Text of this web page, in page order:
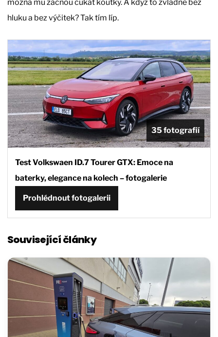
možná mu začnou cukat koutky. A když to zvládne bez
hluku a bez výčitek? Tak tím líp.
35 fotografií
Test Volkswaen ID.7 Tourer GTX: Emoce na
baterky, elegance na kolech – fotogalerie
Prohlédnout fotogalerii
Související články